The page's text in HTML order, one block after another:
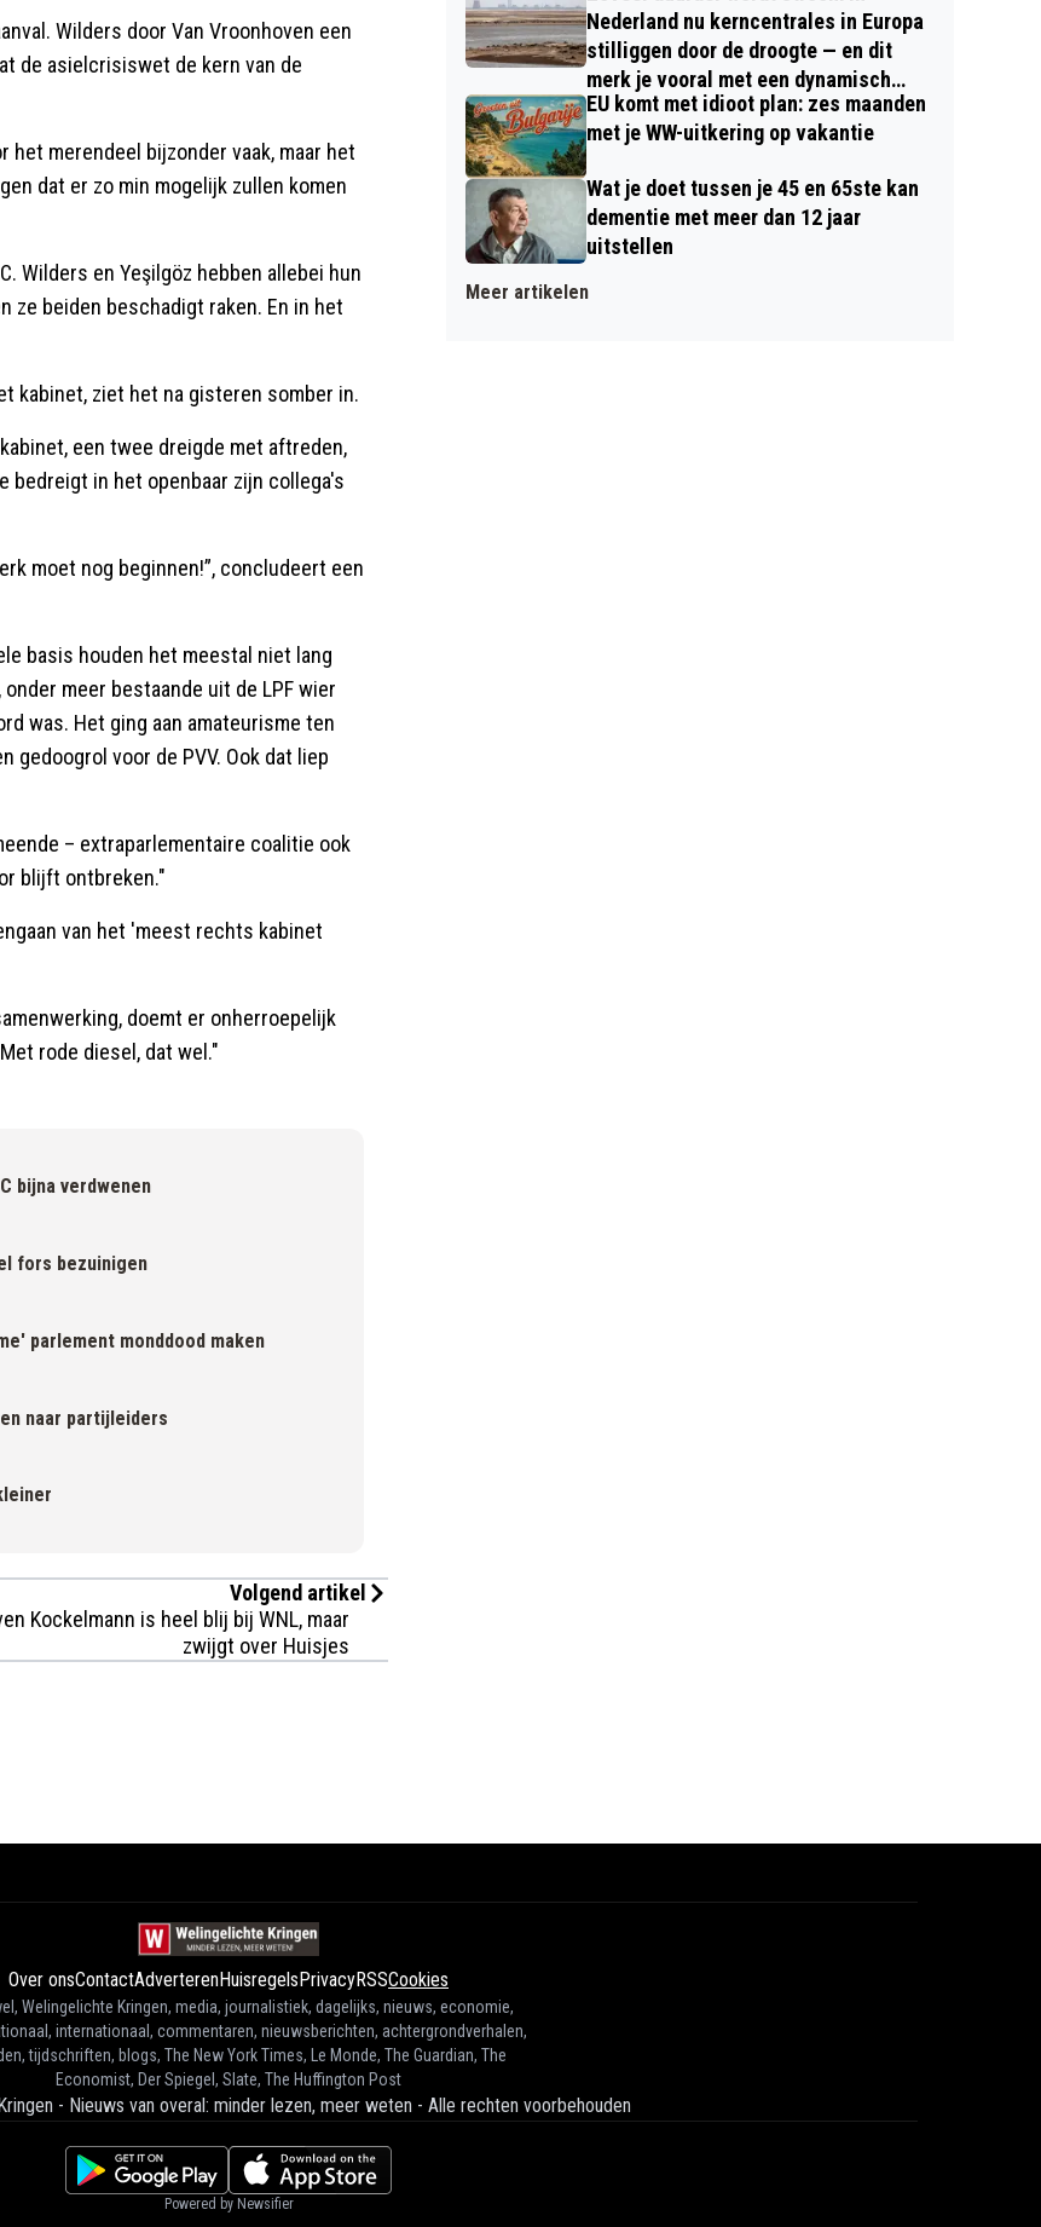
Wilders door Van Vroonhoven een
de asielcrisiswet de kern van de
het merendeel bijzonder vaak, maar het
dat er zo min mogelijk zullen komen
Wilders en Yeşilgöz hebben allebei hun
ze beiden beschadigt raken. En in het
kabinet, ziet het na gisteren somber in.
een twee dreigde met aftreden,
bedreigt in het openbaar zijn collega's
moet nog beginnen!”, concludeert een
basis houden het meestal niet lang
meer bestaande uit de LPF wier
was. Het ging aan amateurisme ten
gedoogrol voor de PVV. Ook dat liep
– extraparlementaire coalitie ook
blijft ontbreken."
van het 'meest rechts kabinet
doemt er onherroepelijk
rode diesel, dat wel."
bijna verdwenen
fors bezuinigen
parlement monddood maken
naar partijleiders
Volgend artikel
Kockelmann is heel blij bij WNL, maar
zwijgt over Huisjes
Nederland nu kerncentrales in Europa
stilliggen door de droogte — en dit
merk je vooral met een dynamisch
contract
EU komt met idioot plan: zes maanden
met je WW-uitkering op vakantie
Wat je doet tussen je 45 en 65ste kan
dementie met meer dan 12 jaar
uitstellen
Meer artikelen
Over onsContactAdverterenHuisregels PrivacyRSSCookies
Welingelichte Kringen, media, journalistiek, dagelijks, nieuws, economie,
internationaal, commentaren, nieuwsberichten, achtergrondverhalen,
tijdschriften, blogs, The New York Times, Le Monde, The Guardian, The
Economist, Der Spiegel, Slate, The Huffington Post
- Nieuws van overal: minder lezen, meer weten - Alle rechten voorbehouden
Powered by Newsifier